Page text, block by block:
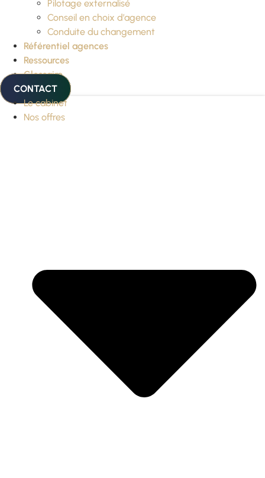
Pilotage externalisé
Conseil en choix d’agence
Conduite du changement
Référentiel agences
Ressources
Glossaire
CONTACT
Le cabinet
Nos offres